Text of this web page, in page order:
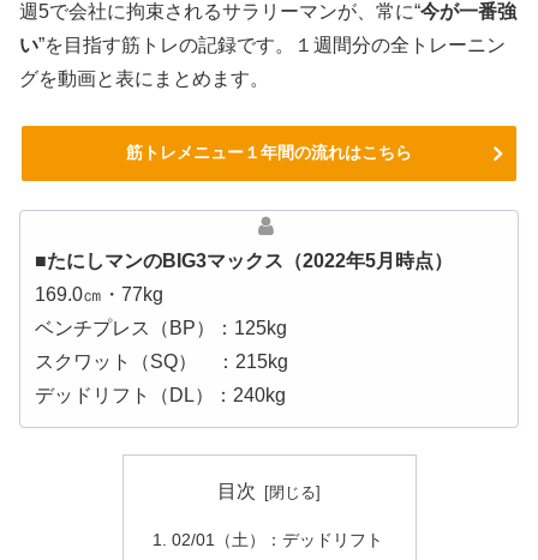
週5で会社に拘束されるサラリーマンが、常に“今が一番強
い”を目指す筋トレの記録です。１週間分の全トレーニン
グを動画と表にまとめます。
筋トレメニュー１年間の流れはこちら
■たにしマンのBIG3マックス（2022年5月時点）
169.0㎝・77kg
ベンチプレス（BP）：125kg
スクワット（SQ） ：215kg
デッドリフト（DL）：240kg
目次
02/01（土）：デッドリフト